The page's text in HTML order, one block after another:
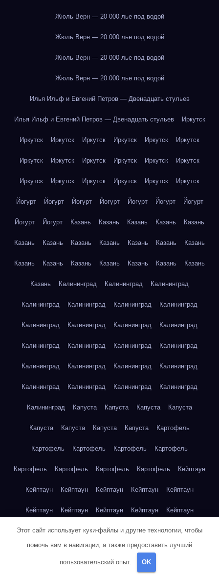
Жюль Верн — 20 000 лье под водой
Жюль Верн — 20 000 лье под водой
Жюль Верн — 20 000 лье под водой
Жюль Верн — 20 000 лье под водой
Илья Ильф и Евгений Петров — Двенадцать стульев
Илья Ильф и Евгений Петров — Двенадцать стульев Иркутск
Иркутск Иркутск Иркутск Иркутск Иркутск Иркутск
Иркутск Иркутск Иркутск Иркутск Иркутск Иркутск
Иркутск Иркутск Иркутск Иркутск Иркутск Иркутск
Йогурт Йогурт Йогурт Йогурт Йогурт Йогурт Йогурт
Йогурт Йогурт Казань Казань Казань Казань Казань
Казань Казань Казань Казань Казань Казань Казань
Казань Казань Казань Казань Казань Казань Казань
Казань Калининград Калининград Калининград
Калининград Калининград Калининград Калининград
Калининград Калининград Калининград Калининград
Калининград Калининград Калининград Калининград
Калининград Калининград Калининград Калининград
Калининград Калининград Калининград Калининград
Калининград Капуста Капуста Капуста Капуста
Капуста Капуста Капуста Капуста Картофель
Картофель Картофель Картофель Картофель
Картофель Картофель Картофель Картофель Кейптаун
Кейптаун Кейптаун Кейптаун Кейптаун Кейптаун
Кейптаун Кейптаун Кейптаун Кейптаун Кейптаун
Кейптаун Кейптаун Кейптаун Кейптаун Кейптаун
Кейптаун
Клубника
Этот сайт использует куки-файлы и другие технологии, чтобы
помочь вам в навигации, а также предоставить лучший
пользовательский опыт. OK